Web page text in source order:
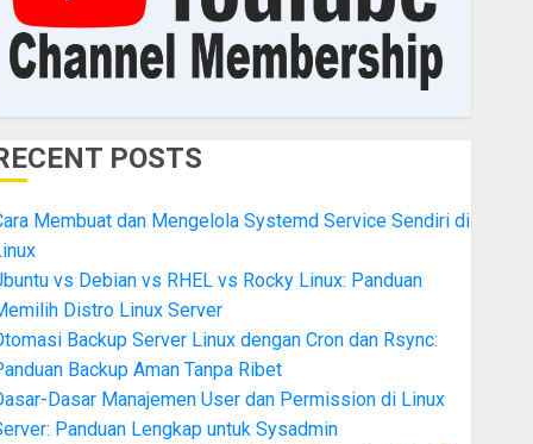
POSTS
Membuat dan Mengelola Systemd Service Sendiri di
vs Debian vs RHEL vs Rocky Linux: Panduan
Distro Linux Server
Backup Server Linux dengan Cron dan Rsync:
Backup Aman Tanpa Ribet
Dasar Manajemen User dan Permission di Linux
Panduan Lengkap untuk Sysadmin